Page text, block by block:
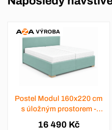
VÝROBA
Postel Modul 160x220 cm
s úložným prostorem -
výběr barev
16 490 Kč